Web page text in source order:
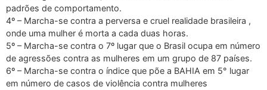
padrões de comportamento.
4º – Marcha-se contra a perversa e cruel realidade brasileira ,
onde uma mulher é morta a cada duas horas.
5º – Marcha-se contra o 7º lugar que o Brasil ocupa em número
de agressões contra as mulheres em um grupo de 87 países.
6º – Marcha-se contra o índice que põe a BAHIA em 5° lugar
em número de casos de violência contra mulheres